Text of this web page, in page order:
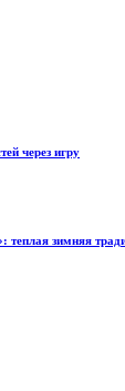
через игру
теплая зимняя